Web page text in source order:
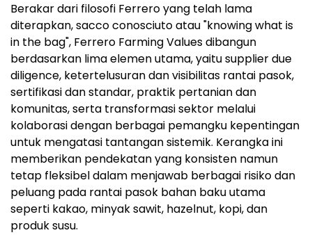
Berakar dari filosofi Ferrero yang telah lama
diterapkan, sacco conosciuto atau "knowing what is
in the bag", Ferrero Farming Values dibangun
berdasarkan lima elemen utama, yaitu supplier due
diligence, ketertelusuran dan visibilitas rantai pasok,
sertifikasi dan standar, praktik pertanian dan
komunitas, serta transformasi sektor melalui
kolaborasi dengan berbagai pemangku kepentingan
untuk mengatasi tantangan sistemik. Kerangka ini
memberikan pendekatan yang konsisten namun
tetap fleksibel dalam menjawab berbagai risiko dan
peluang pada rantai pasok bahan baku utama
seperti kakao, minyak sawit, hazelnut, kopi, dan
produk susu.